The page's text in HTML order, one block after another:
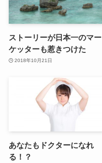
ストーリーが日本一のマー
ケッターも惹きつけた
2018年10月21日
あなたもドクターになれ
る！？